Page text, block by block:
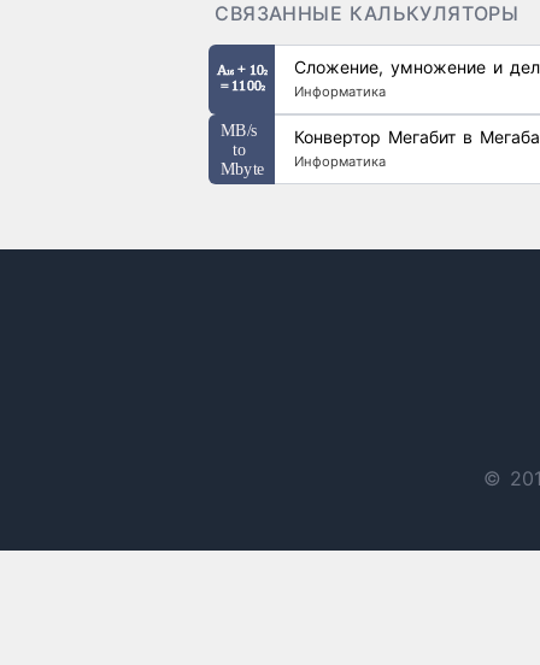
СВЯЗАННЫЕ КАЛЬКУЛЯТОРЫ
Сложение, умножение и
Информатика
Конвертор Мегабит в
Информатика
©